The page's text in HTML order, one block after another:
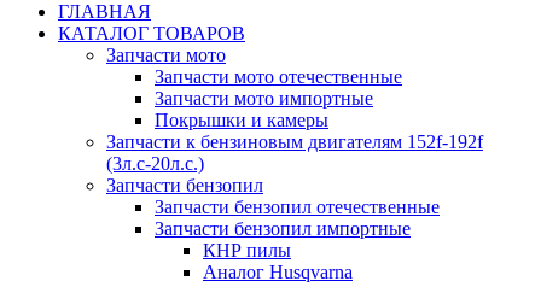
ГЛАВНАЯ
КАТАЛОГ ТОВАРОВ
Запчасти мото
Запчасти мото отечественные
Запчасти мото импортные
Покрышки и камеры
Запчасти к бензиновым двигателям 152f-192f
(3л.с-20л.с.)
Запчасти бензопил
Запчасти бензопил отечественные
Запчасти бензопил импортные
КНР пилы
Аналог Husqvarna